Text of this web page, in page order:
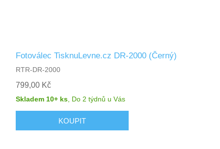
Fotoválec TisknuLevne.cz DR-2000 (Černý)
RTR-DR-2000
799,00 Kč
Skladem 10+ ks, Do 2 týdnů u Vás